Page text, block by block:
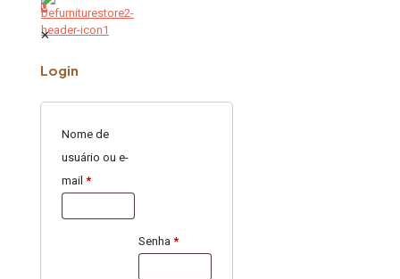
0
✕
Login
Nome de
usuário ou e-
mail *
Senha*